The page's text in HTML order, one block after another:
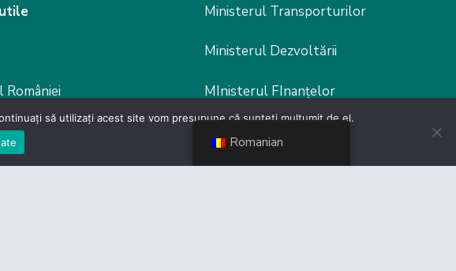
Ministerul Transporturilor
Ministerul Dezvoltării
MInisterul FInanțelor
Ministerul Fondurilor europene
Romanian
să utilizați acest site vom presupune că sunteți mulțumit de el.